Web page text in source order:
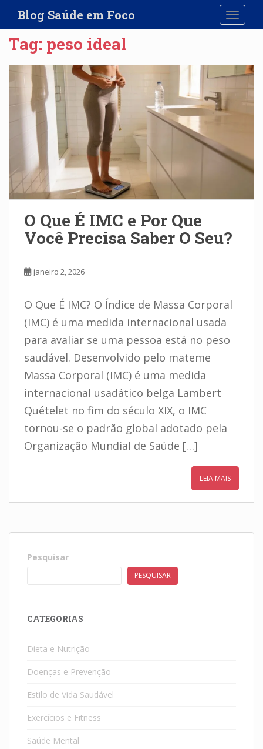
i
Blog Saúde em Foco
Tag: peso ideal
O Que É IMC e Por Que
Você Precisa Saber O Seu?
janeiro 2, 2026
O Que É IMC? O Índice de Massa Corporal
(IMC) é uma medida internacional usada
para avaliar se uma pessoa está no peso
saudável. Desenvolvido pelo mateme
Massa Corporal (IMC) é uma medida
internacional usadático belga Lambert
Quételet no fim do século XIX, o IMC
tornou-se o padrão global adotado pela
Organização Mundial de Saúde […]
LEIA MAIS
Pesquisar
PESQUISAR
CATEGORIAS
Dieta e Nutrição
Doenças e Prevenção
Estilo de Vida Saudável
Exercícios e Fitness
Saúde Mental